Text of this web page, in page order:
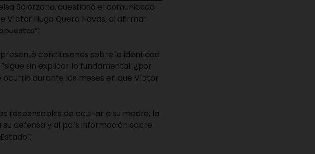
Solórzano, cuestionó el comunicado
Víctor Hugo Quero Navas, al afirmar
conclusiones sobre la identidad
sin explicar lo fundamental: ¿por
durante los meses en que Víctor
responsables de ocultar a su madre, la
defensa y al país información sobre